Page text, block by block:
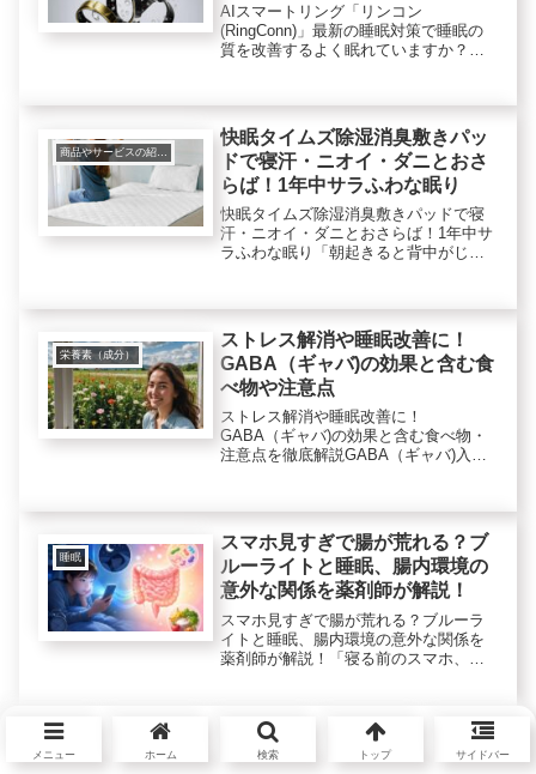
AIスマートリング「リンコン
(RingConn)」最新の睡眠対策で睡眠の
質を改善するよく眠れていますか？毎
か？そんな時は、睡眠の質が今一歩な
のかもしれません。自分の睡眠の質
な...
商品やサービスの紹介レビュー
快眠タイムズ除湿消臭敷きパッ
ドで寝汗・ニオイ・ダニとおさ
らば！1年中サラふわな眠り
快眠タイムズ除湿消臭敷きパッドで寝
汗・ニオイ・ダニとおさらば！1年中サ
ラふわな眠り「朝起きると背中がじっ
をしたいけれど、何から手をつければ
いいかわからない」毎日使う寝具だ
か...
栄養素（成分）
ストレス解消や睡眠改善に！
GABA（ギャバ)の効果と含む食
べ物や注意点
ストレス解消や睡眠改善に！
GABA（ギャバ)の効果と含む食べ物・
注意点を徹底解説GABA（ギャバ)入り
消や睡眠改善に良いとも言われるのが
GABA（γ-アミノ酪酸）です。そこ...
睡眠
スマホ見すぎで腸が荒れる？ブ
ルーライトと睡眠、腸内環境の
意外な関係を薬剤師が解説！
スマホ見すぎで腸が荒れる？ブルーラ
イトと睡眠、腸内環境の意外な関係を
薬剤師が解説！「寝る前のスマホ、や
ら出る「ブルーライト」が目や睡眠に
商品やサービスの紹介レビュー
熟睡に必要なことは何？悪い食
材や良い食材と注意点や睡眠薬
メニュー ホーム 検索 トップ サイドバー